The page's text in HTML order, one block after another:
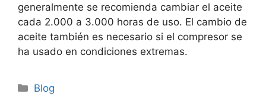
generalmente se recomienda cambiar el aceite
cada 2.000 a 3.000 horas de uso. El cambio de
aceite también es necesario si el compresor se
ha usado en condiciones extremas.
Categorías
Blog